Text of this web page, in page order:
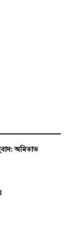
অমিতাভ